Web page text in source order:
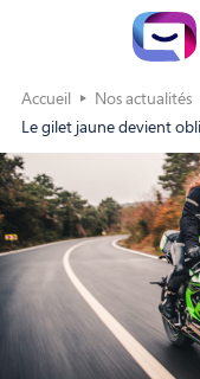
Accueil
Nos actualités
Le gilet jaune devient